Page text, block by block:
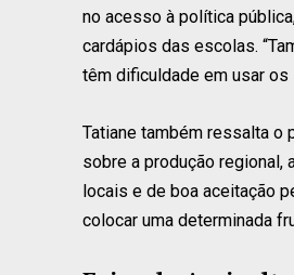
no acesso à política
cardápios das escolas.
têm dificuldade em usar
Tatiane também ressalta o
sobre a produção regional,
locais e de boa aceitação
colocar uma determinada